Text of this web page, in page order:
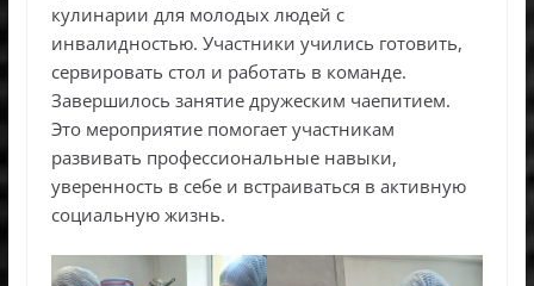
кулинарии для молодых людей с
инвалидностью. Участники учились готовить,
сервировать стол и работать в команде.
Завершилось занятие дружеским чаепитием.
Это мероприятие помогает участникам
развивать профессиональные навыки,
уверенность в себе и встраиваться в активную
социальную жизнь.